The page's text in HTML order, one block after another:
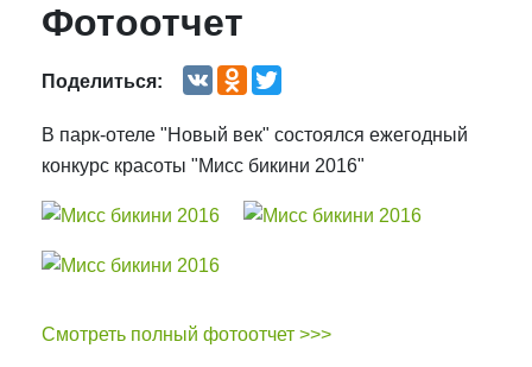
Фотоотчет
Поделиться: VK Odnoklassniki
В парк-отеле "Новый век" состоялся ежегодный
конкурс красоты "Мисс бикини 2016"
Смотреть полный фотоотчет >>>